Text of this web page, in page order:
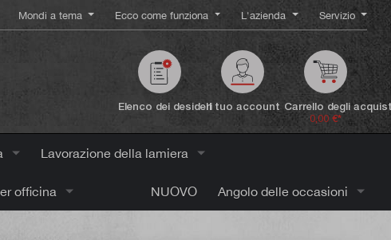
Mondi a tema Ecco come funziona L'azienda Servizio
Elenco dei desideriIl tuo account Carrello degli
0,00 €*
Lavorazione della lamiera
officina NUOVO Angolo delle occasioni